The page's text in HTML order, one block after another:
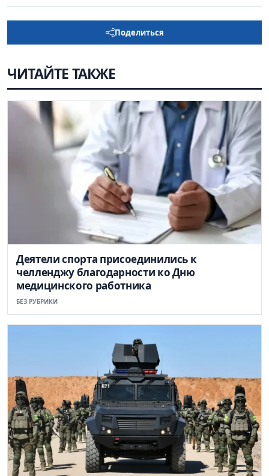
Поделиться
ЧИТАЙТЕ ТАКЖЕ
Деятели спорта присоединились к
челленджу благодарности ко Дню
медицинского работника
БЕЗ РУБРИКИ